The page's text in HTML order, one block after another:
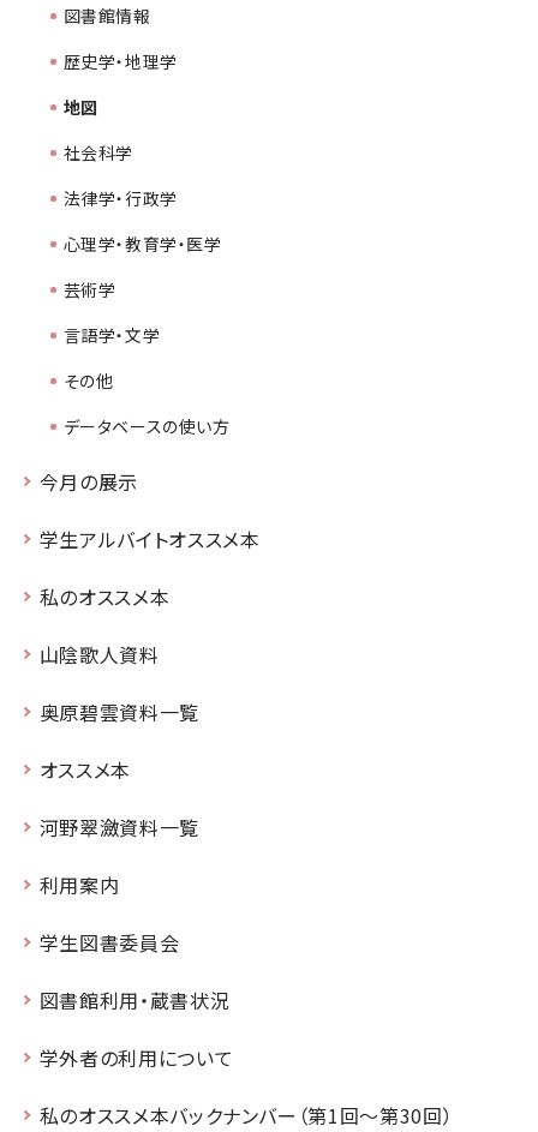
図書館情報
歴史学・地理学
地図
社会科学
法律学・行政学
心理学・教育学・医学
芸術学
言語学・文学
その他
データベースの使い方
今月の展示
学生アルバイトオススメ本
私のオススメ本
山陰歌人資料
奥原碧雲資料一覧
オススメ本
河野翠瀲資料一覧
利用案内
学生図書委員会
図書館利用・蔵書状況
学外者の利用について
私のオススメ本バックナンバー（第1回～第30回）